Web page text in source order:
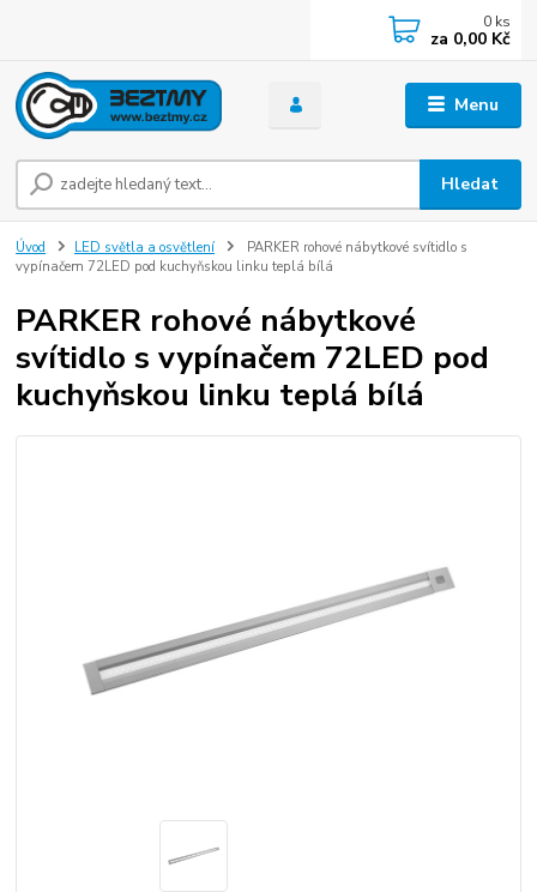
Menu
Hledat
0 ks
za 0,00 Kč
Úvod LED světla a osvětlení
PARKER rohové nábytkové svítidlo s
vypínačem 72LED pod kuchyňskou linku teplá bílá
PARKER rohové nábytkové
svítidlo s vypínačem 72LED pod
kuchyňskou linku teplá bílá